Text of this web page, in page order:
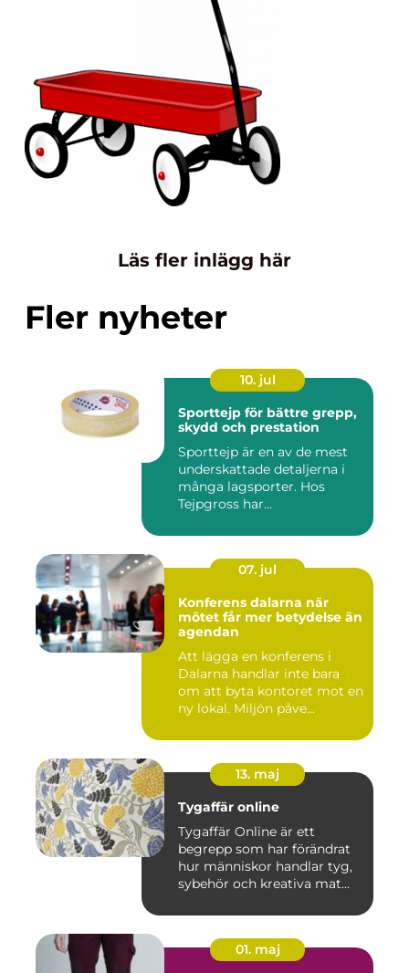
Läs fler inlägg här
Fler nyheter
10. jul
Sporttejp för bättre grepp,
skydd och prestation
Sporttejp är en av de mest
underskattade detaljerna i
många lagsporter. Hos
Tejpgross har...
07. jul
Konferens dalarna när
mötet får mer betydelse än
agendan
Att lägga en konferens i
Dalarna handlar inte bara
om att byta kontoret mot en
ny lokal. Miljön påve...
13. maj
Tygaffär online
Tygaffär Online är ett
begrepp som har förändrat
hur människor handlar tyg,
sybehör och kreativa mat...
01. maj